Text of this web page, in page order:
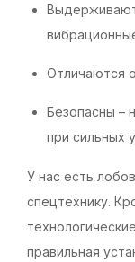
Отличаются
Безопасны –
при сильных
У нас есть
спецтехнику.
правильная